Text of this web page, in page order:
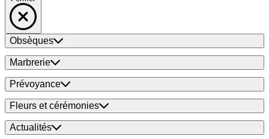
Obsèques
Marbrerie
Prévoyance
Fleurs et cérémonies
Actualités